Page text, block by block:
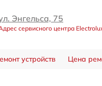
Энгельса, 75
сервисного центра
устройств Цена